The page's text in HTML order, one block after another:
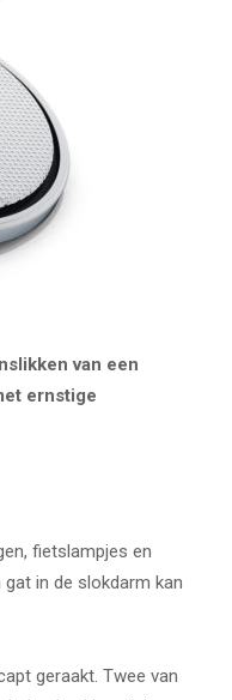
van een
ernstige
fietslampjes en
in de slokdarm kan
geraakt. Twee van